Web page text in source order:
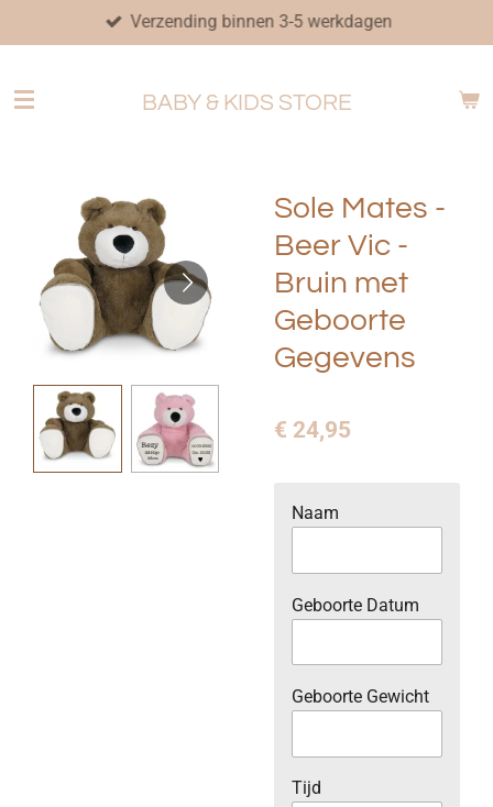
direct
de
Verzending binnen 3-5 werkdagen
BABY & KIDS STORE
Sole Mates -
Beer Vic -
Bruin met
Geboorte
Gegevens
€ 24,95
Naam
Geboorte Datum
Geboorte Gewicht
Tijd